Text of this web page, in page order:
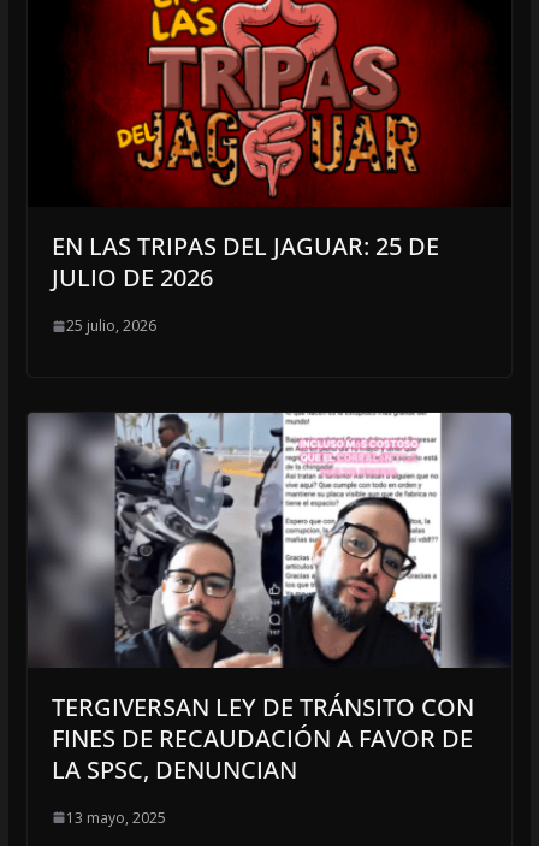
EN LAS TRIPAS DEL JAGUAR: 25 DE
JULIO DE 2026
25 julio, 2026
TERGIVERSAN LEY DE TRÁNSITO CON
FINES DE RECAUDACIÓN A FAVOR DE
LA SPSC, DENUNCIAN
13 mayo, 2025